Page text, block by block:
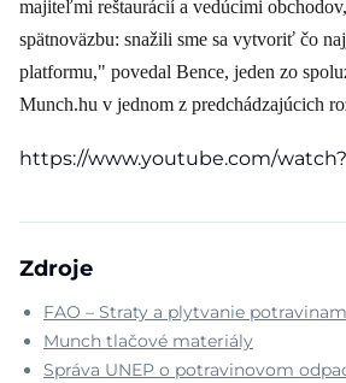
majiteľmi reštaurácií a vedúcimi
spätnoväzbu: snažili sme sa vytvoriť čo
platformu," povedal Bence, jeden zo
Munch.hu v jednom z predchádzajúcich
https://www.youtube.com/
Zdroje
FAO – Straty a plytvanie
Munch tlačové materiály
Správa UNEP o potravinovom